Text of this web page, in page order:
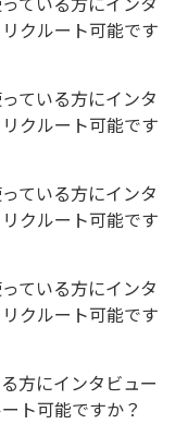
クルート可能です
ている方にインタ
クルート可能です
ている方にインタ
クルート可能です
ている方にインタ
クルート可能です
方にインタビュー
ト可能ですか？